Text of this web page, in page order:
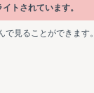
トされています。
見ることができます。